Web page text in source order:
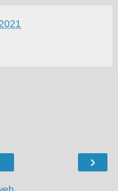
›